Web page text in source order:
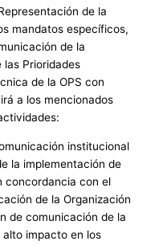
de la
mandatos específicos,
de la
las Prioridades
de la OPS con
a los mencionados
institucional
la implementación de
concordancia con el
de la Organización
de comunicación de la
impacto en los